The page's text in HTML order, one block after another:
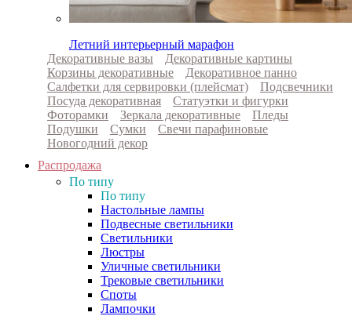
Летний интерьерный марафон
Декоративные вазы
Декоративные картины
Корзины декоративные
Декоративное панно
Салфетки для сервировки (плейсмат)
Подсвечники
Посуда декоративная
Статуэтки и фигурки
Фоторамки
Зеркала декоративные
Пледы
Подушки
Сумки
Свечи парафиновые
Новогодний декор
Распродажа
По типу
По типу
Настольные лампы
Подвесные светильники
Светильники
Люстры
Уличные светильники
Трековые светильники
Споты
Лампочки